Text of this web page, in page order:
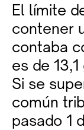
El límite
contener
contaba
es de
Si se
común
pasado 1